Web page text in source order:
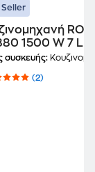
Seller
1500 W 7 L
συσκευής:
(2)